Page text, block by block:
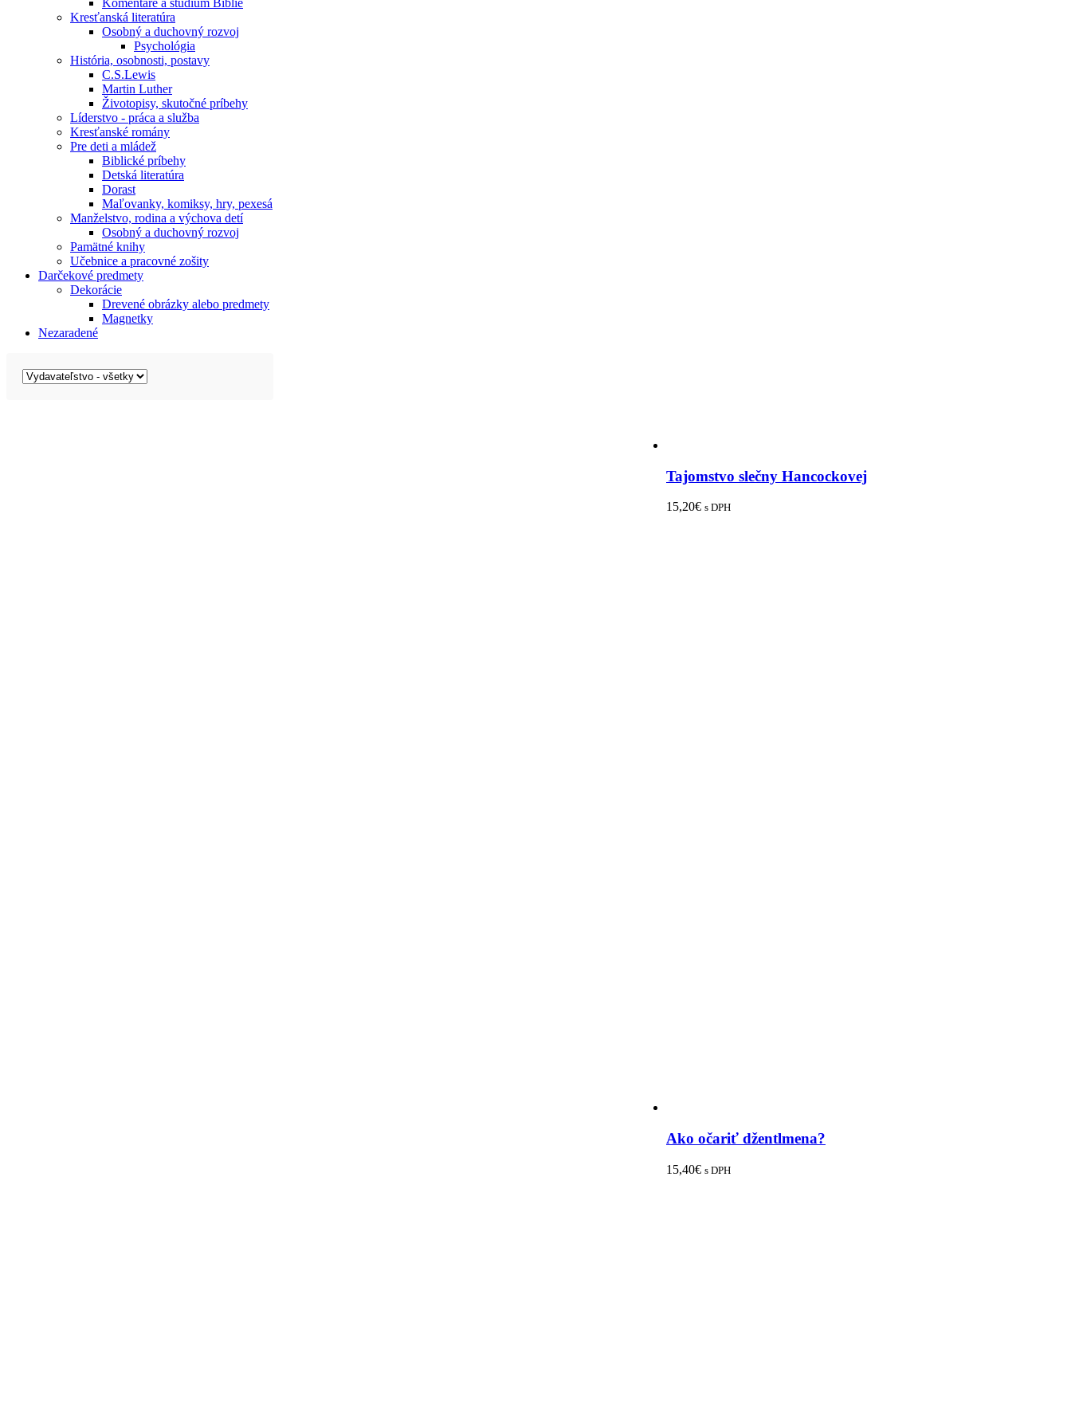
Tajomstvo slečny Hancockovej
15,20€ s DPH
Ako očariť džentlmena?
15,40€ s DPH
Komentáre a štúdium Biblie
Kresťanská literatúra
Osobný a duchovný rozvoj
Psychológia
História, osobnosti, postavy
C.S.Lewis
Martin Luther
Životopisy, skutočné príbehy
Líderstvo - práca a služba
Kresťanské romány
Pre deti a mládež
Biblické príbehy
Detská literatúra
Dorast
Maľovanky, komiksy, hry, pexesá
Manželstvo, rodina a výchova detí
Osobný a duchovný rozvoj
Pamätné knihy
Učebnice a pracovné zošity
Darčekové predmety
Dekorácie
Drevené obrázky alebo predmety
Magnetky
Nezaradené